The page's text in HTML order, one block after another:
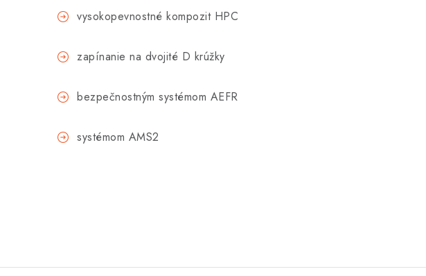
vysokopevnostné kompozit HPC
zapínanie na dvojité D krúžky
bezpečnostným systémom AEFR
systémom AMS2